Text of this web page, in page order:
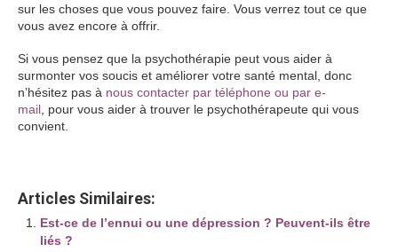
sur les choses que vous pouvez faire. Vous verrez tout ce que
vous avez encore à offrir.
Si vous pensez que la psychothérapie peut vous aider à
surmonter vos soucis et améliorer votre santé mental, donc
n’hésitez pas à nous contacter par téléphone ou par e-
mail , pour vous aider à trouver le psychothérapeute qui vous
convient.
Articles Similaires:
Est-ce de l’ennui ou une dépression ? Peuvent-ils être
liés ?